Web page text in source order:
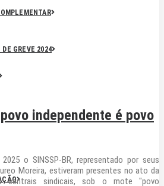
DE GREVE 2024
independente é povo
o SINSSP-BR, representado por seus
Moreira, estiveram presentes no ato da
centrais sindicais, sob o mote "povo